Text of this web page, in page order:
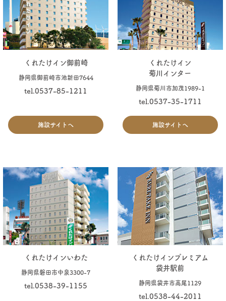
くれたけイン御前崎
静岡県御前崎市池新田7644
tel.0537-85-1211
施設サイトへ
くれたけイン
菊川インター
静岡県菊川市加茂1989-1
tel.0537-35-1711
施設サイトへ
くれたけインいわた
静岡県磐田市中泉3300-7
tel.0538-39-1155
くれたけインプレミアム
袋井駅前
静岡県袋井市高尾1129
tel.0538-44-2011